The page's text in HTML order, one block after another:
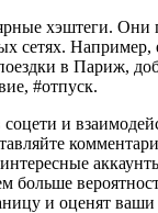
хэштеги.
сетях. Например,
в Париж,
#отпуск.
и
больше
и оценят